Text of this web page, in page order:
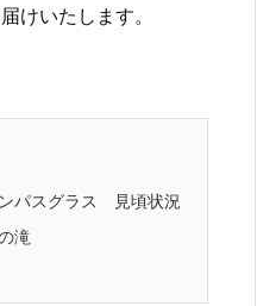
けいたします。
パスグラス 見頃状況
滝